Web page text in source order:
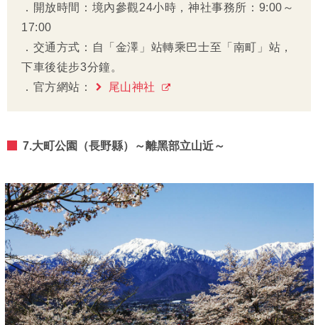
．開放時間：境內參觀24小時，神社事務所：9:00～
17:00
．交通方式：自「金澤」站轉乘巴士至「南町」站，
下車後徒步3分鐘。
．官方網站：
尾山神社
7.大町公園（長野縣）～離黑部立山近～